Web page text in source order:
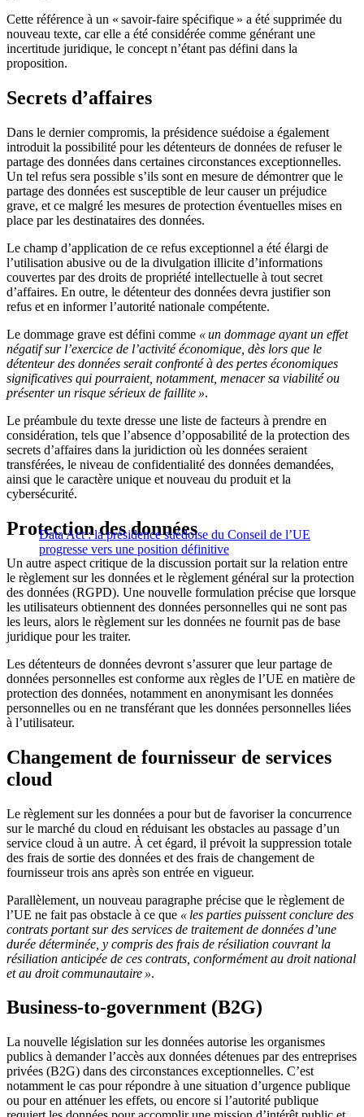
Cette référence à un « savoir-faire spécifique » a été supprimée du
nouveau texte, car elle a été considérée comme générant une
incertitude juridique, le concept n’étant pas défini dans la
proposition.
Secrets d’affaires
Dans le dernier compromis, la présidence suédoise a également
introduit la possibilité pour les détenteurs de données de refuser le
partage des données dans certaines circonstances exceptionnelles.
Un tel refus sera possible s’ils sont en mesure de démontrer que le
partage des données est susceptible de leur causer un préjudice
grave, et ce malgré les mesures de protection éventuelles mises en
place par les destinataires des données.
Le champ d’application de ce refus exceptionnel a été élargi de
l’utilisation abusive ou de la divulgation illicite d’informations
couvertes par des droits de propriété intellectuelle à tout secret
d’affaires. En outre, le détenteur des données devra justifier son
refus et en informer l’autorité nationale compétente.
Le dommage grave est défini comme « un dommage ayant un effet
négatif sur l’exercice de l’activité économique, dès lors que le
détenteur des données serait confronté à des pertes économiques
significatives qui pourraient, notamment, menacer sa viabilité ou
présenter un risque sérieux de faillite ».
Le préambule du texte dresse une liste de facteurs à prendre en
considération, tels que l’absence d’opposabilité de la protection des
secrets d’affaires dans la juridiction où les données seraient
transférées, le niveau de confidentialité des données demandées,
ainsi que le caractère unique et nouveau du produit et la
cybersécurité.
Data Act : la présidence suédoise du Conseil de l’UE
progresse vers une position définitive
Protection des données
Un autre aspect critique de la discussion portait sur la relation entre
le règlement sur les données et le règlement général sur la protection
des données (RGPD). Une nouvelle formulation précise que lorsque
les utilisateurs obtiennent des données personnelles qui ne sont pas
les leurs, alors le règlement sur les données ne fournit pas de base
juridique pour les traiter.
Les détenteurs de données devront s’assurer que leur partage de
données personnelles est conforme aux règles de l’UE en matière de
protection des données, notamment en anonymisant les données
personnelles ou en ne transférant que les données personnelles liées
à l’utilisateur.
Changement de fournisseur de services
cloud
Le règlement sur les données a pour but de favoriser la concurrence
sur le marché du cloud en réduisant les obstacles au passage d’un
service cloud à un autre. À cet égard, il prévoit la suppression totale
des frais de sortie des données et des frais de changement de
fournisseur trois ans après son entrée en vigueur.
Parallèlement, un nouveau paragraphe précise que le règlement de
l’UE ne fait pas obstacle à ce que « les parties puissent conclure des
contrats portant sur des services de traitement de données d’une
durée déterminée, y compris des frais de résiliation couvrant la
résiliation anticipée de ces contrats, conformément au droit national
et au droit communautaire ».
Business-to-government (B2G)
La nouvelle législation sur les données autorise les organismes
publics à demander l’accès aux données détenues par des entreprises
privées (B2G) dans des circonstances exceptionnelles. C’est
notamment le cas pour répondre à une situation d’urgence publique
ou pour en atténuer les effets, ou encore si l’autorité publique